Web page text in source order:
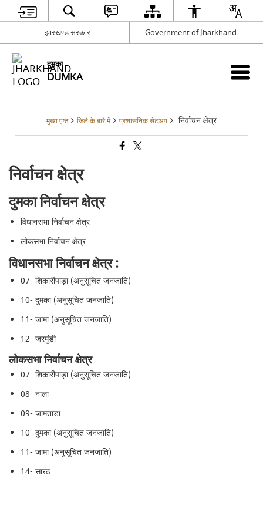
झारखण्ड सरकार Government of Jharkhand
दुमका
DUMKA
मुख्य पृष्ठ जिले के बारे में प्रशासनिक सेटअप निर्वाचन क्षेत्र
निर्वाचन क्षेत्र
दुमका निर्वाचन क्षेत्र
विधानसभा निर्वाचन क्षेत्र
लोकसभा निर्वाचन क्षेत्र
विधानसभा निर्वाचन क्षेत्र :
07- शिकारीपाड़ा (अनुसूचित जनजाति)
10- दुमका (अनुसूचित जनजाति)
11- जामा (अनुसूचित जनजाति)
12- जरमुंडी
लोकसभा निर्वाचन क्षेत्र
07- शिकारीपाड़ा (अनुसूचित जनजाति)
08- नाला
09- जामताड़ा
10- दुमका (अनुसूचित जनजाति)
11- जामा (अनुसूचित जनजाति)
14- सारठ